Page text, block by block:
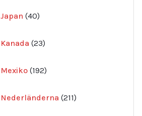
Japan 40
produkter
Kanada 23
produkter
Mexiko 192
produkter
Nederländerna 211
produkter